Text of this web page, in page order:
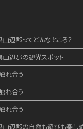
辺郡ってどんなところ？
辺郡の観光スポット
れ合う
れ合う
れ合う
辺郡の自然も遊びも楽し